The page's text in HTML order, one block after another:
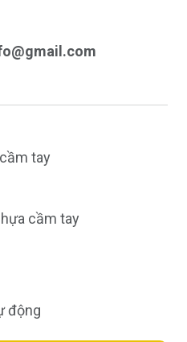
tay
cầm tay
động